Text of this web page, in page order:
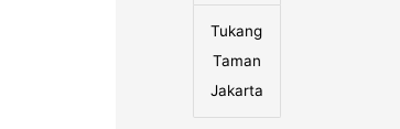
Tukang
Taman
Jakarta